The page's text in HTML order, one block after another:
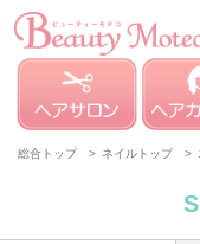
総合トップ > ネイルトップ >